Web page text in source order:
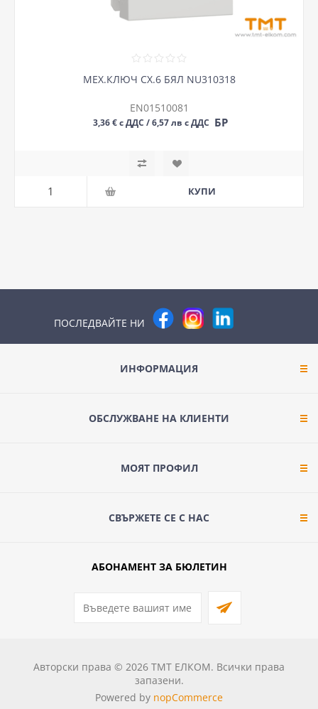
МЕХ.КЛЮЧ СХ.6 БЯЛ NU310318
EN01510081
3,36 € с ДДС / 6,57 лв с ДДС БР
ПОСЛЕДВАЙТЕ НИ
ИНФОРМАЦИЯ
ОБСЛУЖВАНЕ НА КЛИЕНТИ
МОЯТ ПРОФИЛ
СВЪРЖЕТЕ СЕ С НАС
АБОНАМЕНТ ЗА БЮЛЕТИН
Авторски права © 2026 ТМТ ЕЛКОМ. Всички права
запазени.
Powered by nopCommerce